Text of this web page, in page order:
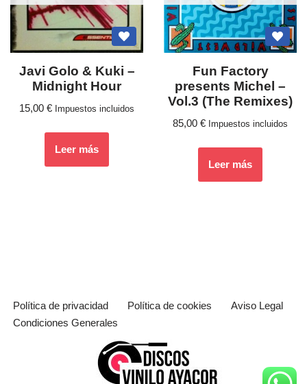
Javi Golo & Kuki ‎–
Midnight Hour
15,00 € Impuestos incluidos
Leer más
Fun Factory
presents Michel –
Vol.3 (The Remixes)
85,00 € Impuestos incluidos
Leer más
Política de privacidad Política de cookies
Aviso Legal
Condiciones Generales